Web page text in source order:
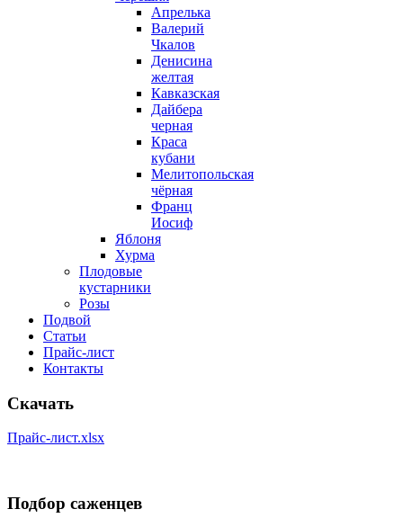
Апрелька
Валерий
Чкалов
Денисина
желтая
Кавказская
Дайбера
черная
Краса
кубани
Мелитопольская
чёрная
Франц
Иосиф
Яблоня
Хурма
Плодовые
кустарники
Розы
Подвой
Статьи
Прайс-лист
Контакты
Скачать
Прайс-лист.xlsx
Подбор саженцев